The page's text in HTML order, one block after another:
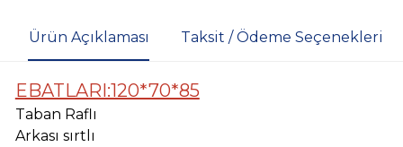
Ürün Açıklaması Taksit / Ödeme Seçenekleri
EBATLARI:120*70*85
Taban Raflı
Arkası sırtlı